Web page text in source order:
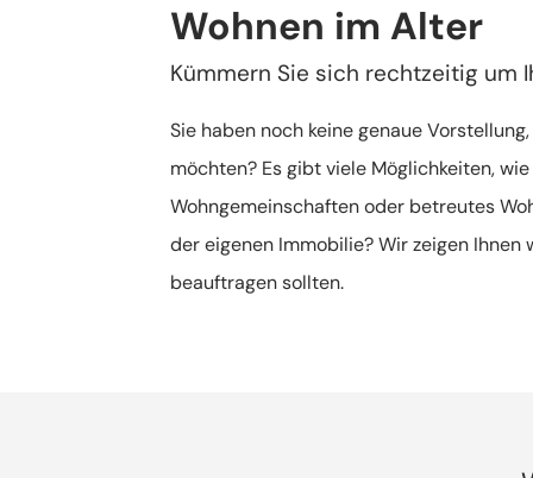
Wohnen im Alter
Kümmern Sie sich rechtzeitig um
Sie haben noch keine genaue
möchten? Es gibt viele Möglichkeiten,
Wohngemeinschaften oder betreutes
der eigenen Immobilie? Wir zeigen Ihnen
beauftragen sollten.